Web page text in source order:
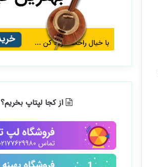
از کجا لپتاپ بخریم؟